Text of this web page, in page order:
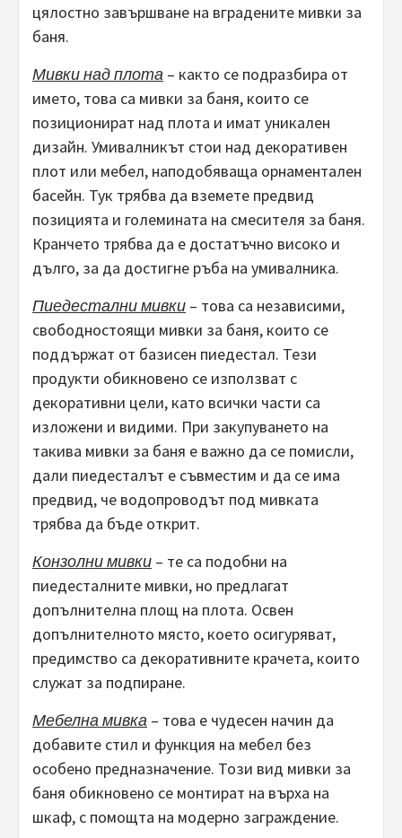
цялостно завършване на вградените мивки за
баня.
Мивки над плота – както се подразбира от
името, това са мивки за баня, които се
позиционират над плота и имат уникален
дизайн. Умивалникът стои над декоративен
плот или мебел, наподобяваща орнаментален
басейн. Тук трябва да вземете предвид
позицията и големината на смесителя за баня.
Кранчето трябва да е достатъчно високо и
дълго, за да достигне ръба на умивалника.
Пиедестални мивки – това са независими,
свободностоящи мивки за баня, които се
поддържат от базисен пиедестал. Тези
продукти обикновено се използват с
декоративни цели, като всички части са
изложени и видими. При закупуването на
такива мивки за баня е важно да се помисли,
дали пиедесталът е съвместим и да се има
предвид, че водопроводът под мивката
трябва да бъде открит.
Конзолни мивки – те са подобни на
пиедесталните мивки, но предлагат
допълнителна площ на плота. Освен
допълнителното място, което осигуряват,
предимство са декоративните крачета, които
служат за подпиране.
Мебелна мивка – това е чудесен начин да
добавите стил и функция на мебел без
особено предназначение. Този вид мивки за
баня обикновено се монтират на върха на
шкаф, с помощта на модерно заграждение.